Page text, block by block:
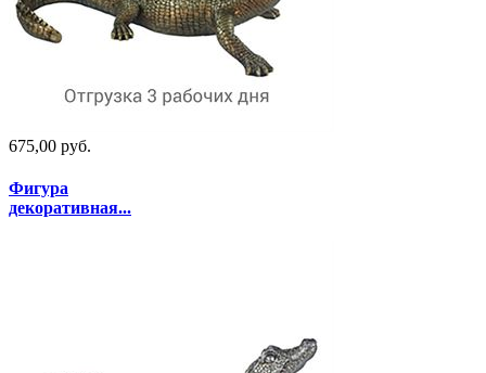
675,00 руб.
Фигура
декоративная...